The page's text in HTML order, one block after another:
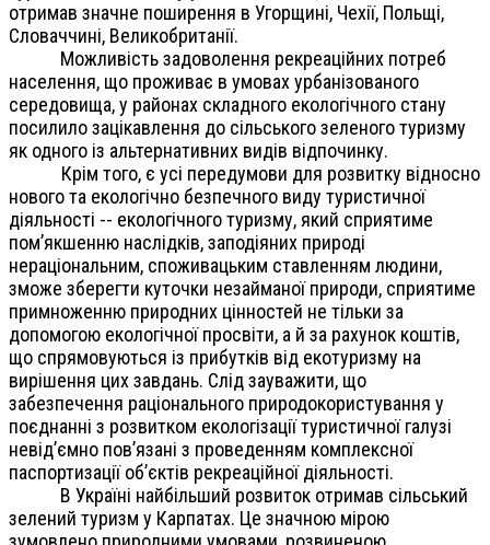
отримав значне поширення в Угорщині, Чехії, Польщі,
Словаччині, Великобританії.
Можливість задоволення рекреаційних потреб
населення, що проживає в умовах урбанізованого
середовища, у районах складного екологічного стану
посилило зацікавлення до сільського зеленого туризму
як одного із альтернативних видів відпочинку.
Крім того, є усі передумови для розвитку відносно
нового та екологічно безпечного виду туристичної
діяльності -- екологічного туризму, який сприятиме
пом’якшенню наслідків, заподіяних природі
нераціональним, споживацьким ставленням людини,
зможе зберегти куточки незайманої природи, сприятиме
примноженню природних цінностей не тільки за
допомогою екологічної просвіти, а й за рахунок коштів,
що спрямовуються із прибутків від екотуризму на
вирішення цих завдань. Слід зауважити, що
забезпечення раціонального природокористування у
поєднанні з розвитком екологізації туристичної галузі
невід’ємно пов’язані з проведенням комплексної
паспортизації об’єктів рекреаційної діяльності.
В Україні найбільший розвиток отримав сільський
зелений туризм у Карпатах. Це значною мірою